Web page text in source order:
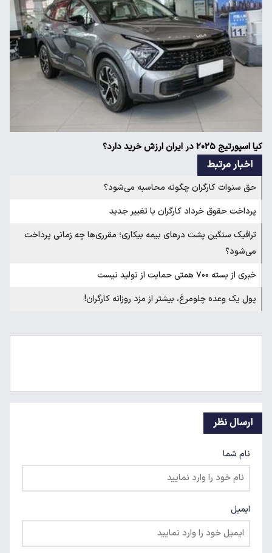
کیا اسپورتیج ۲۰۲۵ در ایران ارزش خرید دارد؟
اخبار مرتبط
حق سنوات کارگران چگونه محاسبه می‌شود؟
پرداخت حقوق خرداد کارگران با تغییر جدید
ترافیک سنگین پشت درهای بیمه بیکاری؛ مقرری‌ها چه زمانی پرداخت
می‌شود؟
خبری از بسته ۷۰۰ همتی حمایت از تولید نیست
پول یک وعده چلومرغ، بیشتر از مزد روزانه کارگران!
ارسال نظر
نام شما
ایمیل